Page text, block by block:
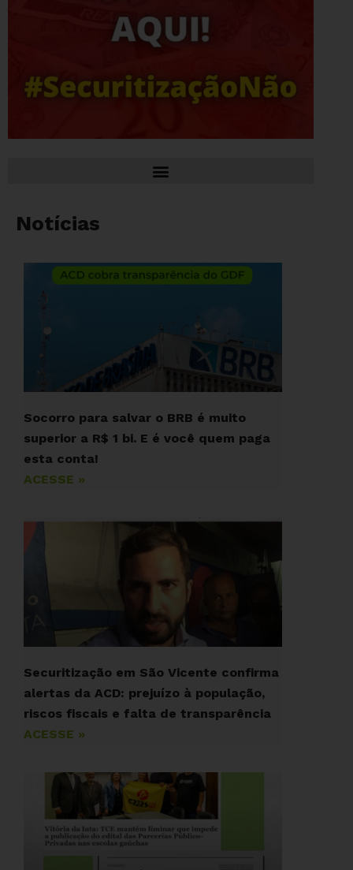
Notícias
Socorro para salvar o BRB é muito
superior a R$ 1 bi. E é você quem paga
esta conta!
ACESSE »
Securitização em São Vicente confirma
alertas da ACD: prejuízo à população,
riscos fiscais e falta de transparência
ACESSE »